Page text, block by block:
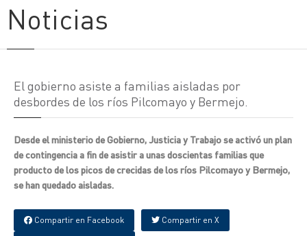
Noticias
El gobierno asiste a familias aisladas por
desbordes de los ríos Pilcomayo y Bermejo.
Desde el ministerio de Gobierno, Justicia y Trabajo se activó un plan
de contingencia a fin de asistir a unas doscientas familias que
producto de los picos de crecidas de los ríos Pilcomayo y Bermejo,
se han quedado aisladas.
Compartir en Facebook Compartir en X